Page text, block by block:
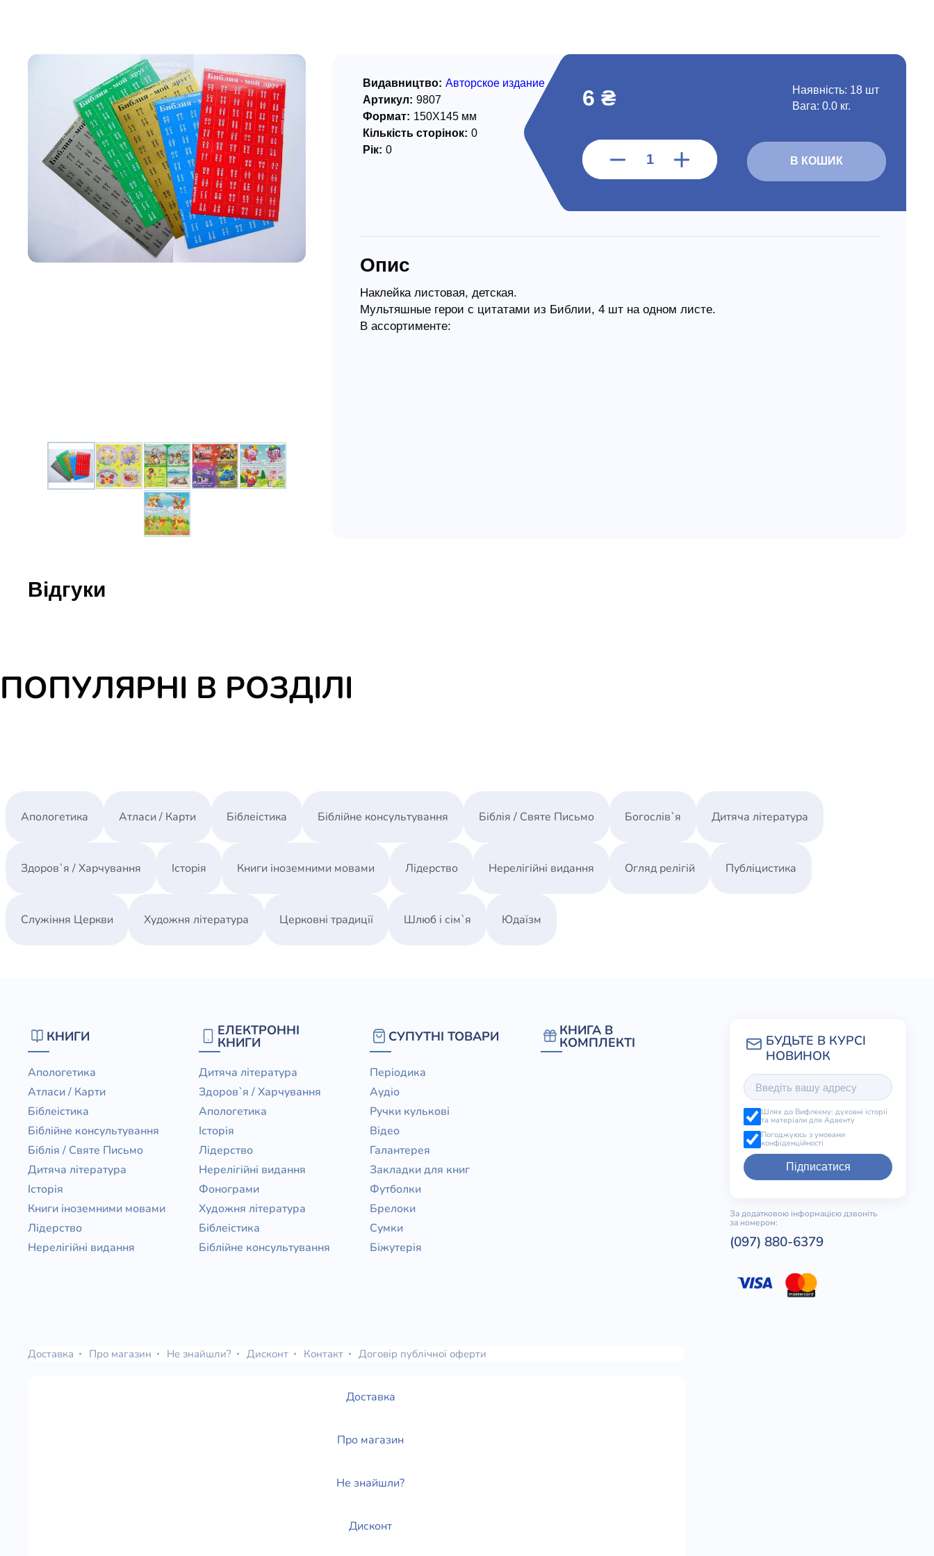
Свіжі надходження, актуальна
література та нові автори на нашій
полиці.
Історія
Книги іноземними мовами
Лідерство
Нерелігійні видання
Церковні традиції
Служіння Церкви
Публіцистика
Шлюб і сім`я
Здоров`я / Харчування
6 ₴ Наявність: 18 шт
Вага: 0.0 кг.
В КОШИК
Видавництво: Авторское издание
Артикул: 9807
Формат: 150Х145 мм
Кількість сторінок: 0
Рік: 0
Опис
Наклейка листовая, детская.
Мультяшные герои с цитатами из Библии, 4 шт на одном листе.
В ассортименте:
Відгуки
ПОПУЛЯРНІ В РОЗДІЛІ
Апологетика Атласи / Карти Біблеістика Біблійне консультування Біблія / Святе Письмо Богослів`я Дитяча література
Здоров`я / Харчування Історія Книги іноземними мовами Лідерство Нерелігійні видання Огляд релігій Публіцистика
Служіння Церкви Художня література Церковні традиції Шлюб і сім`я Юдаїзм
КНИГИ
Апологетика
Атласи / Карти
Біблеістика
Біблійне консультування
Біблія / Святе Письмо
Дитяча література
Історія
Книги іноземними мовами
Лідерство
Нерелігійні видання
ЕЛЕКТРОННІ
КНИГИ
Дитяча література
Здоров`я / Харчування
Апологетика
Історія
Лідерство
Нерелігійні видання
Фонограми
Художня література
Біблеістика
Біблійне консультування
СУПУТНІ ТОВАРИ
Періодика
Аудіо
Ручки кулькові
Відео
Галантерея
Закладки для книг
Футболки
Брелоки
Сумки
Біжутерія
КНИГА В
КОМПЛЕКТІ
Шлях до Вифлеєму: духовні історії
та матеріали для Адвенту
Погоджуюсь з умовами
конфіденційності
Підписатися
За додатковою інформацією дзвоніть
за номером:
(097) 880-6379
Доставка Про магазин Не знайшли? Дисконт Контакт Договір публічної оферти
Доставка
Про магазин
Не знайшли?
Дисконт